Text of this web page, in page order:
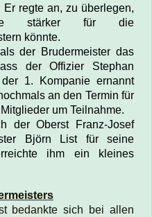
regte an, zu überlegen,
stärker für die
könnte.
der Brudermeister das
der Offizier Stephan
1. Kompanie ernannt
an den Termin für
um Teilnahme.
der Oberst Franz-Josef
Björn List für seine
ihm ein kleines
bedankte sich bei allen